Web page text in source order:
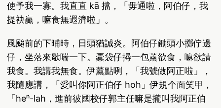
使予我一寡。我直直 kā 擋，「毋通啦，阿伯仔，我
提袂贏，嘛食無遐濟啦」。
風颱前的下晡時，日頭猶誠炎。阿伯仔鋤頭小擲佇邊
仔，坐落來歇喘一下。橐袋仔撏一包薰欲食，嘛欲請
我食。我講我無食。伊薰點咧，「我號做阿正啦」，
我隨應講，「愛叫你阿正伯仔 ho͘h」伊規个面笑甲，
「heⁿ-lah，進前彼國校仔郭主任嘛是攏叫我阿正伯